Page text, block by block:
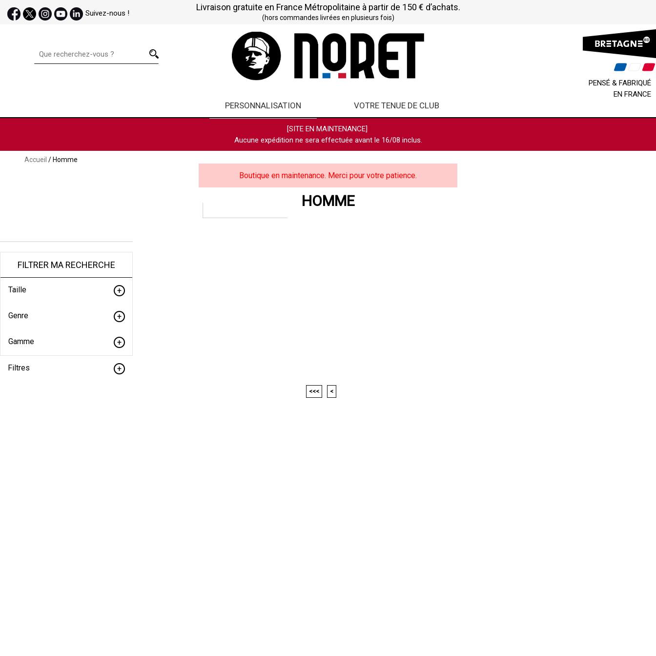
Suivez-nous !
Livraison gratuite en France Métropolitaine à partir de 150 € d’achats.
(hors commandes livrées en plusieurs fois)
PENSÉ & FABRIQUÉ
EN FRANCE
PERSONNALISATION VOTRE TENUE DE CLUB
[SITE EN MAINTENANCE]
Aucune expédition ne sera effectuée avant le 16/08 inclus.
Accueil / Homme
Boutique en maintenance. Merci pour votre patience.
HOMME
FILTRER MA RECHERCHE
Taille
Genre
Gamme
Filtres
<<< <